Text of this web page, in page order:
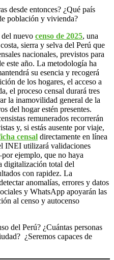
desde entonces? ¿Qué país
población y vivienda?
nuevo censo de 2025, una
sierra y selva del Perú que
nacionales, previstos para
este año. La metodología ha
su esencia y recogerá
de los hogares, el acceso a
el proceso censal durará tres
la inamovilidad general de la
del hogar estén presentes.
remunerados recorrerán
y, si estás ausente por viaje,
censal directamente en línea
INEI utilizará validaciones
ejemplo, que no haya
digitalización total del
con rapidez. La
anomalías, errores y datos
y WhatsApp apoyarán las
al censo y autocenso
del Perú? ¿Cuántas personas
¿Seremos capaces de